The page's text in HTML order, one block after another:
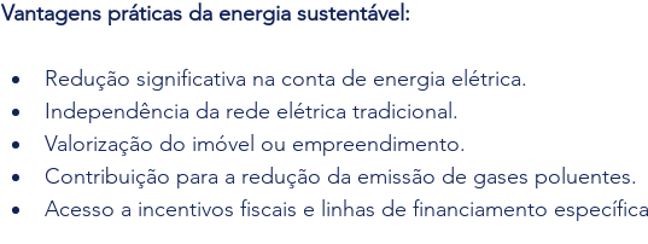
Vantagens práticas da energia sustentável:
Redução significativa na conta de energia elétrica.
Independência da rede elétrica tradicional.
Valorização do imóvel ou empreendimento.
Contribuição para a redução da emissão de gases poluentes.
Acesso a incentivos fiscais e linhas de financiamento